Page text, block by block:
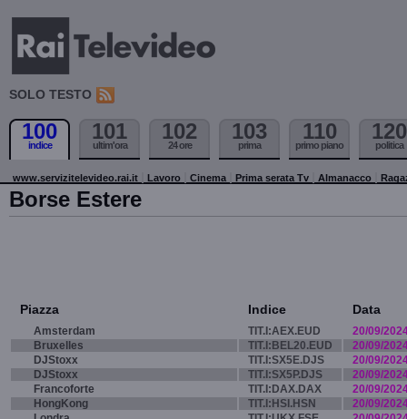
SOLO TESTO
100
indice
101
ultim'ora
102
24 ore
103
prima
110
primo piano
120
politica
www.servizitelevideo.rai.it Lavoro Cinema Prima serata Tv Almanacco
Borse Estere
Piazza Indice Data
Amsterdam TIT.I:AEX.EUD
20/09/
Bruxelles
TIT.I:BEL20.EUD
20/09/
DJStoxx
TIT.I:SX5E.DJS
20/09/
DJStoxx
TIT.I:SX5P.DJS
20/09/
Francoforte
TIT.I:DAX.DAX
20/09/
HongKong
TIT.I:HSI.HSN
20/09/